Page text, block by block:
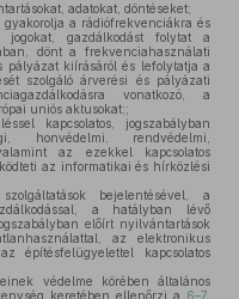
adatokat, döntéseket;
a rádiófrekvenciákra és
jogokat, gazdálkodást folytat a
dönt a frekvenciahasználati
pályázat kiírásáról és lefolytatja a
szolgáló árverési és pályázati
vonatkozó, a
uniós aktusokat;;
kapcsolatos, jogszabályban
honvédelmi, rendvédelmi,
az ezekkel kapcsolatos
az informatikai és hírközlési
bejelentésével, a
a hatályban lévő
előírt nyilvántartások
az elektronikus
építésfelügyelettel kapcsolatos
védelme körében általános
keretében ellenőrzi a 6–7.